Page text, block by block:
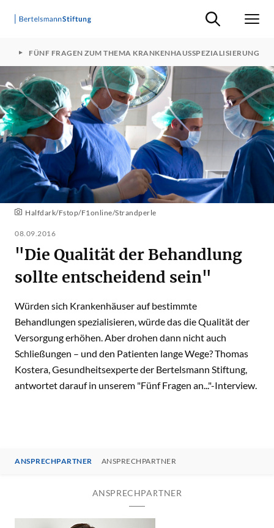
Suche ein-/
FÜNF FRAGEN ZUM THEMA KRANKENHAUSSPEZIALISIERUNG
Halfdark/Fstop/F1online/Strandperle
08.09.2016
"Die Qualität der Behandlung
sollte entscheidend sein"
Würden sich Krankenhäuser auf bestimmte
Behandlungen spezialisieren, würde das die Qualität der
Versorgung erhöhen. Aber drohen dann nicht auch
Schließungen – und den Patienten lange Wege? Thomas
Kostera, Gesundheitsexperte der Bertelsmann Stiftung,
antwortet darauf in unserem "Fünf Fragen an..."-Interview.
ANSPRECHPARTNER ANSPRECHPARTNER
ANSPRECHPARTNER